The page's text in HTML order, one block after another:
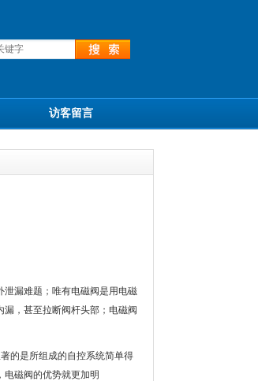
访客留言
泄漏难题；唯有电磁阀是用电磁
，甚至拉断阀杆头部；电磁阀
的是所组成的自控系统简单得
磁阀的优势就更加明